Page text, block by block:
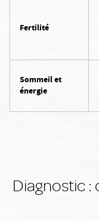
Fertilité
Sommeil et
énergie
Diagnostic :